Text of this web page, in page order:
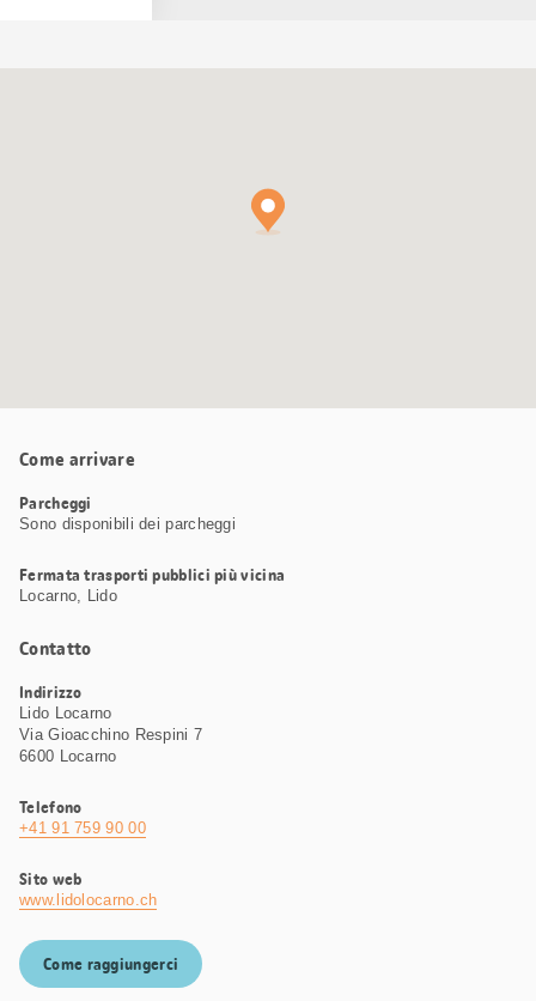
Come arrivare
Parcheggi
Sono disponibili dei parcheggi
Fermata trasporti pubblici più vicina
Locarno, Lido
Contatto
Indirizzo
Lido Locarno
Via Gioacchino Respini 7
6600 Locarno
Telefono
+41 91 759 90 00
Sito web
www.lidolocarno.ch
Come raggiungerci